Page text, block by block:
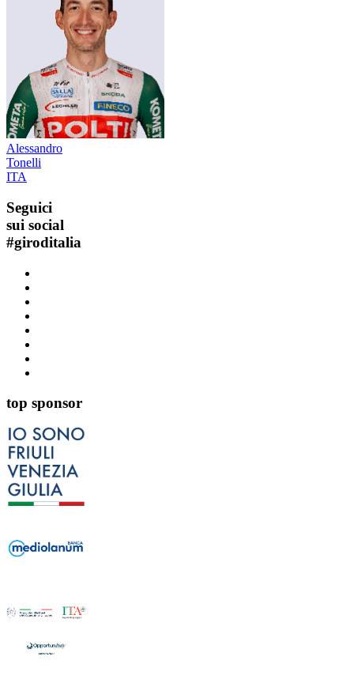
Alessandro
Tonelli
ITA
Seguici
sui social
#giroditalia
top sponsor